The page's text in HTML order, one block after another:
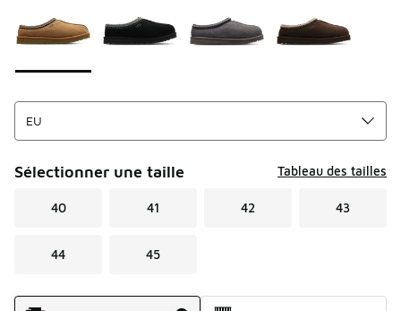
Sélectionner une taille Tableau des tailles
40 41 42 43
44 45
Mode d'expédition